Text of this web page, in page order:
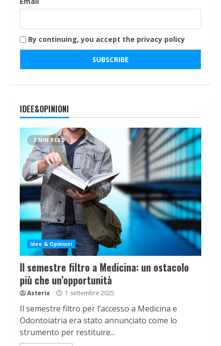
By continuing, you accept the privacy policy
IDEE&OPINIONI
2 MIN READ
Idee & Opinioni
Il semestre filtro a Medicina: un ostacolo
più che un’opportunità
Asterix 1 settembre 2025
Il semestre filtro per l’accesso a Medicina e
Odontoiatria era stato annunciato come lo
strumento per restituire...